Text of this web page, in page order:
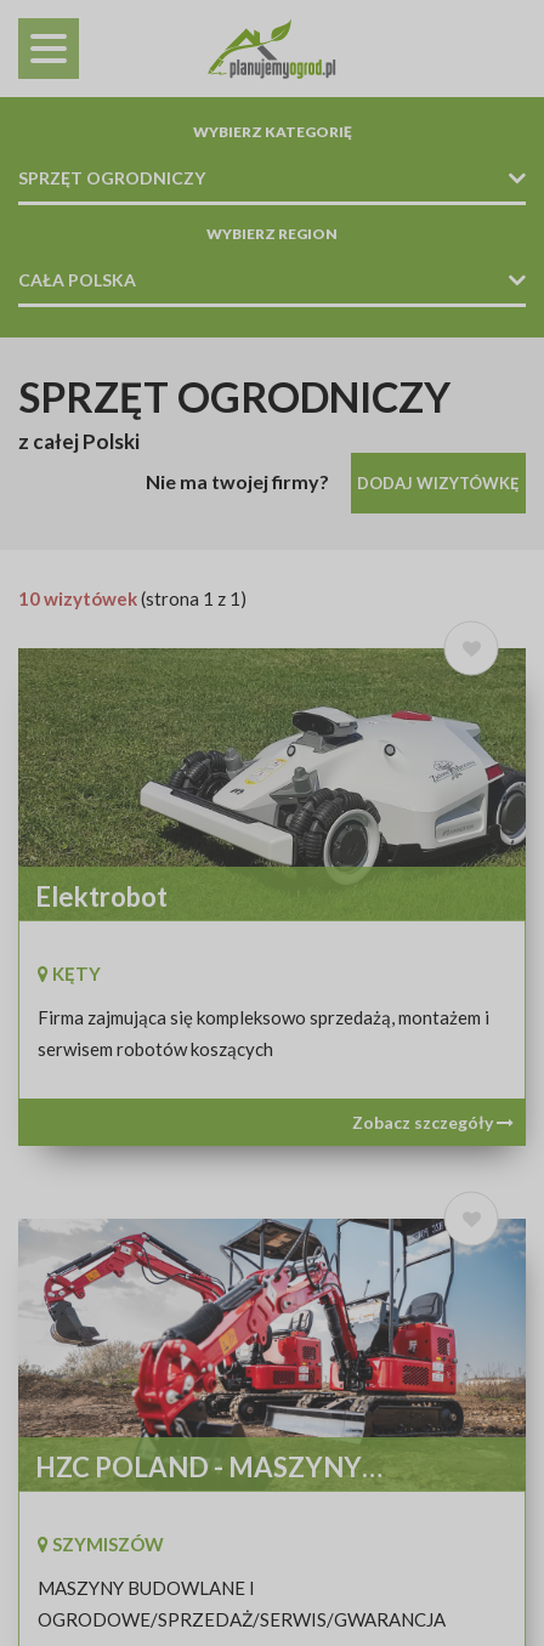
WYBIERZ KATEGORIĘ
SPRZĘT OGRODNICZY
KOSIARKI / NARZĘDZIA OGRODNICZE / AKCESORIA / MASZYNY
WYBIERZ REGION
CAŁA POLSKA
SPRZĘT OGRODNICZY
z całej Polski
Nie ma twojej firmy? DODAJ WIZYTÓWKĘ
10 wizytówek(strona 1 z 1)
Elektrobot
KĘTY
Firma zajmująca się kompleksowo sprzedażą, montażem i
serwisem robotów koszących
Zobacz szczegóły
HZC POLAND - MASZYNY
SZYMISZÓW
MASZYNY BUDOWLANE I
OGRODOWE/SPRZEDAŻ/SERWIS/GWARANCJA